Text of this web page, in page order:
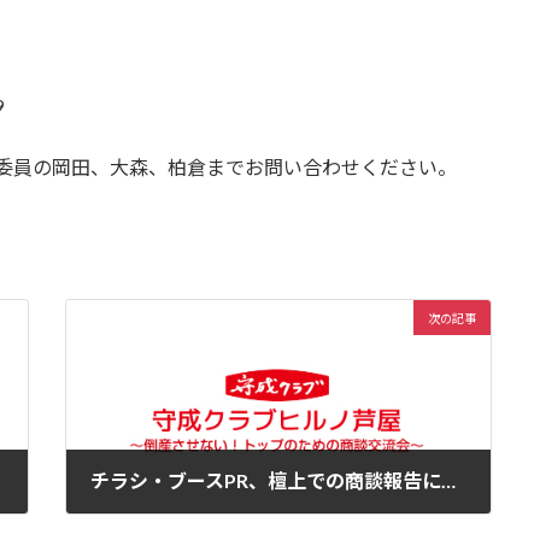
の岡田、大森、柏倉までお問い合わせください。
次の記事
チラシ・ブースPR、檀上での商談報告について